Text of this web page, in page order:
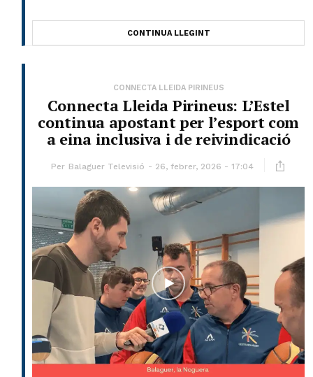
CONTINUA LLEGINT
CONNECTA LLEIDA PIRINEUS
Connecta Lleida Pirineus: L’Estel
continua apostant per l’esport com
a eina inclusiva i de reivindicació
Per Balaguer Televisió 26, febrer, 2026 - 17:04